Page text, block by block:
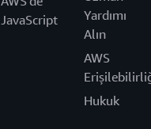
JavaScript
Yardımı
Alın
AWS
Hukuk